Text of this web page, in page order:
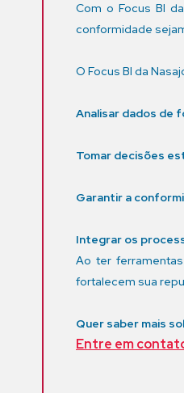
Com o Focus BI
conformidade
O Focus BI da
Analisar dados de
Tomar decisões
Garantir a
Integrar os
Ao ter
fortalecem sua
Quer saber mais
Entre em